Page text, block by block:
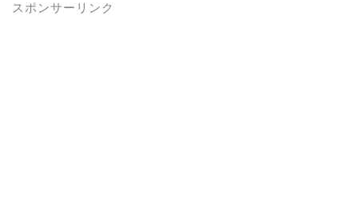
スポンサーリンク